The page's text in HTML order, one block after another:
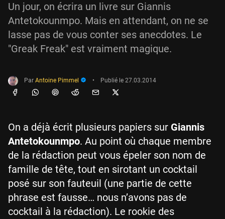
Un jour, on écrira un livre sur Giannis
Antetokounmpo. Mais en attendant, on ne se
lasse pas de vous conter ses anecdotes. Le
"Greak Freak" est vraiment magique.
Par Antoine Pimmel • Publié le 27.03.2014
On a déjà écrit plusieurs papiers sur Giannis
Antetokounmpo. Au point où chaque membre
de la rédaction peut vous épeler son nom de
famille de tête, tout en sirotant un cocktail
posé sur son fauteuil (une partie de cette
phrase est fausse… nous n’avons pas de
cocktail à la rédaction). Le rookie des